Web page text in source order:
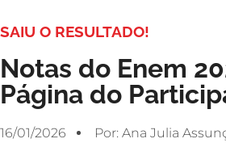
SAIU O RESULTADO!
Notas do Enem
Página do
16/01/2026 Por: Ana Julia